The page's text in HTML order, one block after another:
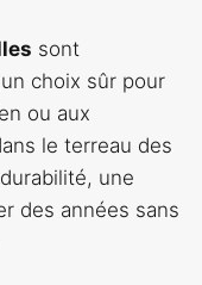
sont
choix sûr pour
ou aux
le terreau des
une
des années sans